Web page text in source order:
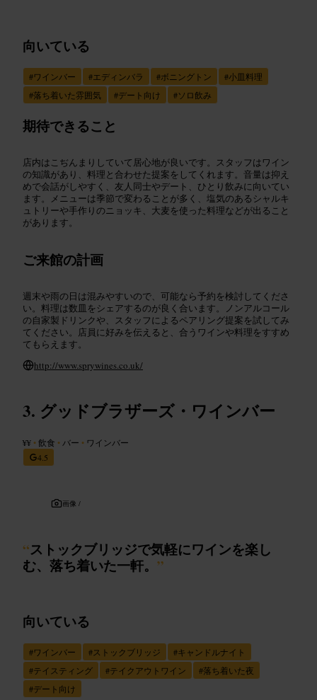
向いている
#ワインバー #エディンバラ #ボニングトン #小皿料理
#落ち着いた雰囲気 #デート向け #ソロ飲み
期待できること
店内はこぢんまりしていて居心地が良いです。スタッフはワイン
の知識があり、料理と合わせた提案をしてくれます。音量は抑え
めで会話がしやすく、友人同士やデート、ひとり飲みに向いてい
ます。メニューは季節で変わることが多く、塩気のあるシャルキ
ュトリーや手作りのニョッキ、大麦を使った料理などが出ること
があります。
ご来館の計画
週末や雨の日は混みやすいので、可能なら予約を検討してくださ
い。料理は数皿をシェアするのが良く合います。ノンアルコール
の自家製ドリンクや、スタッフによるペアリング提案を試してみ
てください。店員に好みを伝えると、合うワインや料理をすすめ
てもらえます。
http://www.sprywines.co.uk/
グッドブラザーズ・ワインバー
¥¥ • 飲食 • バー • ワインバー
4.5
画像 /
“ストックブリッジで気軽にワインを楽し
む、落ち着いた一軒。 ”
向いている
#ワインバー #ストックブリッジ #キャンドルナイト
#テイスティング #テイクアウトワイン #落ち着いた夜
#デート向け